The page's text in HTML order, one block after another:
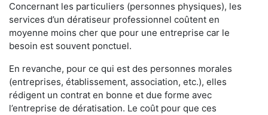
Concernant les particuliers (personnes physiques), les
services d’un dératiseur professionnel coûtent en
moyenne moins cher que pour une entreprise car le
besoin est souvent ponctuel.
En revanche, pour ce qui est des personnes morales
(entreprises, établissement, association, etc.), elles
rédigent un contrat en bonne et due forme avec
l’entreprise de dératisation. Le coût pour que ces